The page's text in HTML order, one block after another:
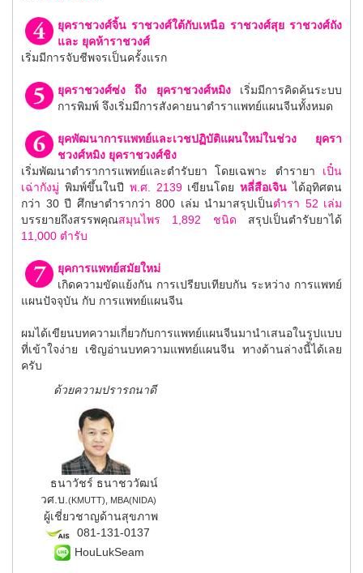
ยุคราชวงศ์จิ้น ราชวงศ์ใต้กับเหนือ ราชวงศ์สุย ราชวงศ์ถัง
และ ยุคห้าราชวงศ์
เริ่มมีการจับชีพจรเป็นครั้งแรก
ยุคราชวงศ์ซ่ง ถึง ยุคราชวงศ์หมิงเริ่มมีการคิดค้นระบบ
การพิมพ์ จึงเริ่มมีการสังคายนาตำราแพทย์แผนจีนทั้งหมด
ยุคพัฒนาการแพทย์และเวชปฏิบัติแผนใหม่ในช่วง ยุครา
ชวงศ์หมิง ยุคราชวงศ์ชิง
เริ่มพัฒนาตำราการแพทย์และตำรับยา โดยเฉพาะ ตำรายา เปิ๋น
เฉ่ากังมู่ พิมพ์ขึ้นในปี พ.ศ. 2139เขียนโดยหลี่สือเจิน ได้อุทิศตน
กว่า 30 ปี ศึกษาตำรากว่า 800 เล่ม นำมาสรุปเป็นตำรา 52 เล่ม
บรรยายถึงสรรพคุณสมุนไพร 1,892 ชนิด สรุปเป็นตำรับยาได้
11,000 ตำรับ
ยุคการแพทย์สมัยใหม่
เกิดความขัดแย้งกัน การเปรียบเทียบกัน ระหว่าง การแพทย์
แผนปัจจุบัน กับ การแพทย์แผนจีน
ผมได้เขียนบทความเกี่ยวกับการแพทย์แผนจีนมานำเสนอในรูปแบบ
ที่เข้าใจง่าย เชิญอ่านบทความแพทย์แผนจีน ทางด้านล่างนี้ได้เลย
ครับ
ด้วยความปรารถนาดี
ธนาวัชร์ ธนาชววัฒน์
วศ.บ. (KMUTT), MBA(NIDA)
ผู้เชี่ยวชาญด้านสุขภาพ
081-131-0137
HouLukSeam